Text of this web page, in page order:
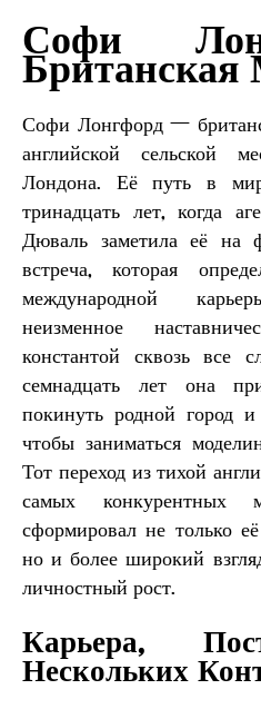
Софи
Британская
Софи Лонгфорд —
английской сельской
Лондона. Её путь в
тринадцать лет, когда
Дюваль заметила её на
встреча, которая
международной
неизменное
константой сквозь все
семнадцать лет она
покинуть родной город
чтобы заниматься
Тот переход из тихой
самых конкурентных
сформировал не только
но и более широкий
личностный рост.
Карьера,
Нескольких